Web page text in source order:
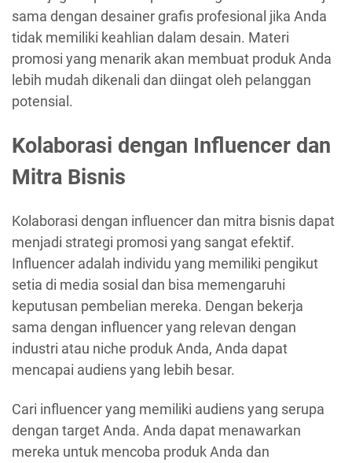
sama dengan desainer grafis profesional jika Anda
tidak memiliki keahlian dalam desain. Materi
promosi yang menarik akan membuat produk Anda
lebih mudah dikenali dan diingat oleh pelanggan
potensial.
Kolaborasi dengan Influencer dan
Mitra Bisnis
Kolaborasi dengan influencer dan mitra bisnis dapat
menjadi strategi promosi yang sangat efektif.
Influencer adalah individu yang memiliki pengikut
setia di media sosial dan bisa memengaruhi
keputusan pembelian mereka. Dengan bekerja
sama dengan influencer yang relevan dengan
industri atau niche produk Anda, Anda dapat
mencapai audiens yang lebih besar.
Cari influencer yang memiliki audiens yang serupa
dengan target Anda. Anda dapat menawarkan
mereka untuk mencoba produk Anda dan